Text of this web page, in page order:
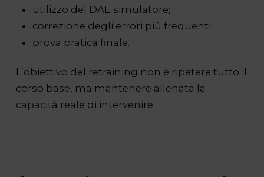
utilizzo del DAE simulatore;
correzione degli errori più frequenti;
prova pratica finale.
L’obiettivo del retraining non è ripetere tutto il
corso base, ma mantenere allenata la
capacità reale di intervenire.